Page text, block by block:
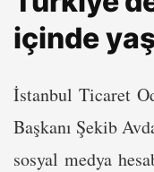
içinde
İstanbul Ticaret
Başkanı Şekib
sosyal medya